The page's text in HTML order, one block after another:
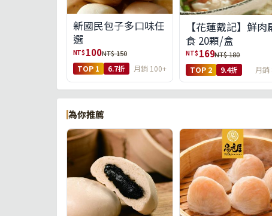
新國民包子多口味任
選
NT$ 100NT$ 150
TOP 1 6.7折 月銷 100+
【花蓮戴記】鮮肉
食 20顆/盒
NT$ 169NT$ 180
TOP 2 9.4折 月銷
為你推薦